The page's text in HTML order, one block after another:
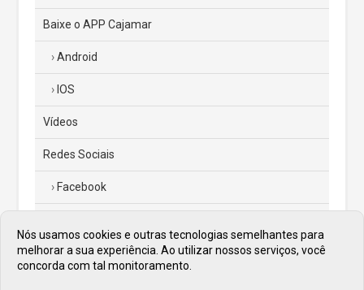
Baixe o APP Cajamar
Android
IOS
Vídeos
Redes Sociais
Facebook
Twitter
Nós usamos cookies e outras tecnologias semelhantes para
melhorar a sua experiência. Ao utilizar nossos serviços, você
concorda com tal monitoramento.